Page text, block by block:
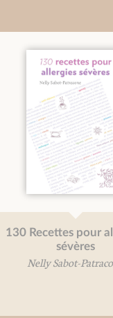
130 Recettes pour
sévères
Nelly Sabot-